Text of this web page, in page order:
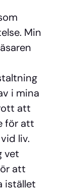
Min
i mina
att
för att
liv.
vet
att
istället